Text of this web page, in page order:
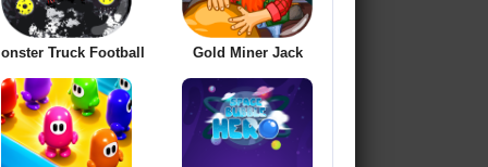
Truck Football Gold Miner Jack